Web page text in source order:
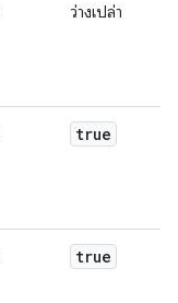
ว่างเปล่า
true
true